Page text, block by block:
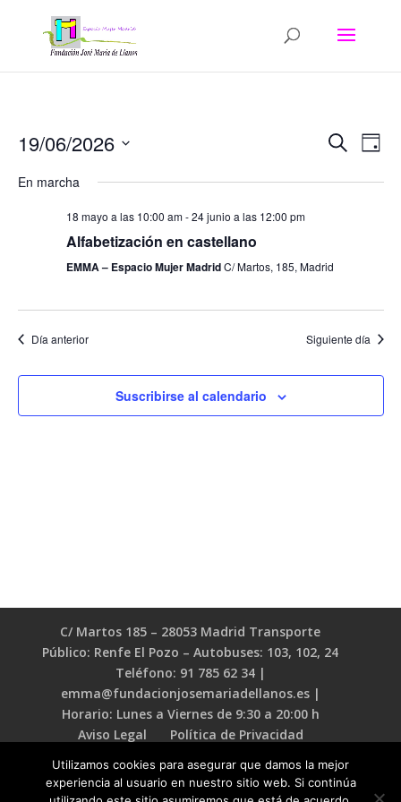
de
Buscar
de
Día
19/06/2026
fecha.
En marcha
18 mayo a las 10:00 am-24 junio a las 12:00 pm
Alfabetización en castellano
EMMA – Espacio Mujer MadridC/ Martos, 185, Madrid
Día anterior Siguiente día
Suscribirse al calendario
C/ Martos 185 – 28053 Madrid Transporte
Público: Renfe El Pozo – Autobuses: 103, 102, 24
Teléfono: 91 785 62 34 |
emma@fundacionjosemariadellanos.es |
Horario: Lunes a Viernes de 9:30 a 20:00 h
Aviso Legal
Política de Privacidad
Utilizamos cookies para asegurar que damos la mejor
experiencia al usuario en nuestro sitio web. Si continúa